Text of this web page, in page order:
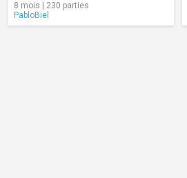
8 mois | 230 parties
PabloBiel